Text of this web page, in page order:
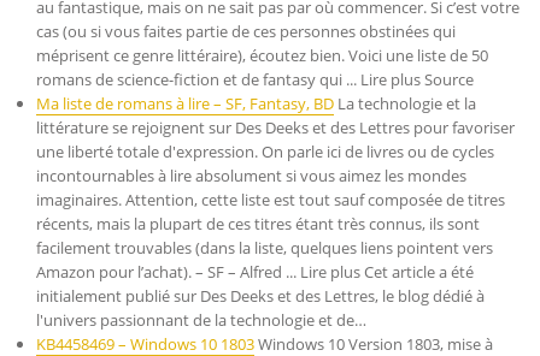
au fantastique, mais on ne sait pas par où commencer. Si c’est votre
cas (ou si vous faites partie de ces personnes obstinées qui
méprisent ce genre littéraire), écoutez bien. Voici une liste de 50
romans de science-fiction et de fantasy qui ... Lire plus Source
Ma liste de romans à lire – SF, Fantasy, BD La technologie et la
littérature se rejoignent sur Des Deeks et des Lettres pour favoriser
une liberté totale d'expression. On parle ici de livres ou de cycles
incontournables à lire absolument si vous aimez les mondes
imaginaires. Attention, cette liste est tout sauf composée de titres
récents, mais la plupart de ces titres étant très connus, ils sont
facilement trouvables (dans la liste, quelques liens pointent vers
Amazon pour l’achat). – SF – Alfred ... Lire plus Cet article a été
initialement publié sur Des Deeks et des Lettres, le blog dédié à
l'univers passionnant de la technologie et de…
KB4458469 – Windows 10 1803Windows 10 Version 1803, mise à